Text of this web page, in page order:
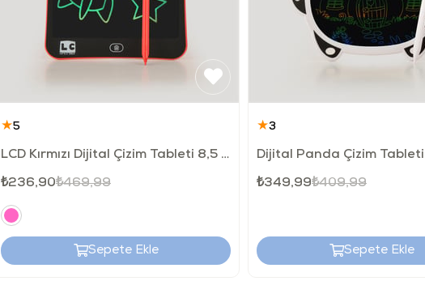
basarak
LCD
üzerinde
Sipariş
★5
LCD Kırmızı Dijital Çizim Tableti 8,5 İnç
₺236,90₺469,99
Sepete Ekle
★3
Dijital Panda Çizim
₺349,99₺409,99
Sepete Ekle